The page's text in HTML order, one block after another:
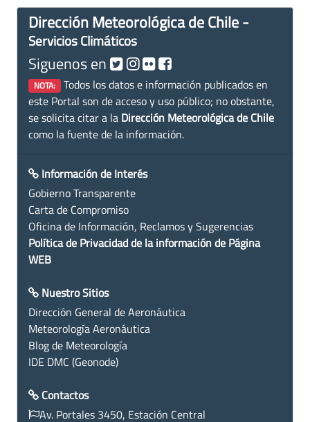
Dirección Meteorológica de Chile -
Servicios Climáticos
Siguenos en
NOTA: Todos los datos e información publicados en
este Portal son de acceso y uso público; no obstante,
se solicita citar a la Dirección Meteorológica de Chile
como la fuente de la información.
Información de Interés
Gobierno Transparente
Carta de Compromiso
Oficina de Información, Reclamos y Sugerencias
Política de Privacidad de la información de Página
WEB
Nuestro Sitios
Dirección General de Aeronáutica
Meteorología Aeronáutica
Blog de Meteorología
IDE DMC (Geonode)
Contactos
Av. Portales 3450, Estación Central